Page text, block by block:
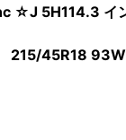
☆J 5H114.3
215/45R18